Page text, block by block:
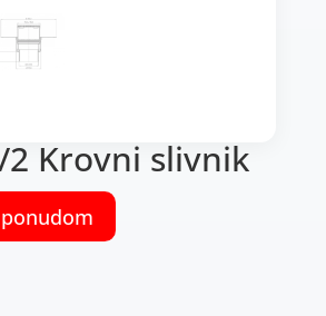
2 Krovni slivnik